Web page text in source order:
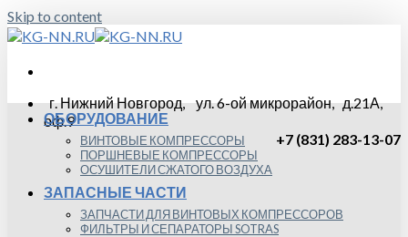
Skip to content
г. Нижний Новгород, ул. 6-ой микрорайон, д.21А,
оф.9
+7 (831) 283-13-07
ОБОРУДОВАНИЕ
ВИНТОВЫЕ КОМПРЕССОРЫ
ПОРШНЕВЫЕ КОМПРЕССОРЫ
ОСУШИТЕЛИ СЖАТОГО ВОЗДУХА
ЗАПАСНЫЕ ЧАСТИ
ЗАПЧАСТИ ДЛЯ ВИНТОВЫХ КОМПРЕССОРОВ
ФИЛЬТРЫ И СЕПАРАТОРЫ SOTRAS